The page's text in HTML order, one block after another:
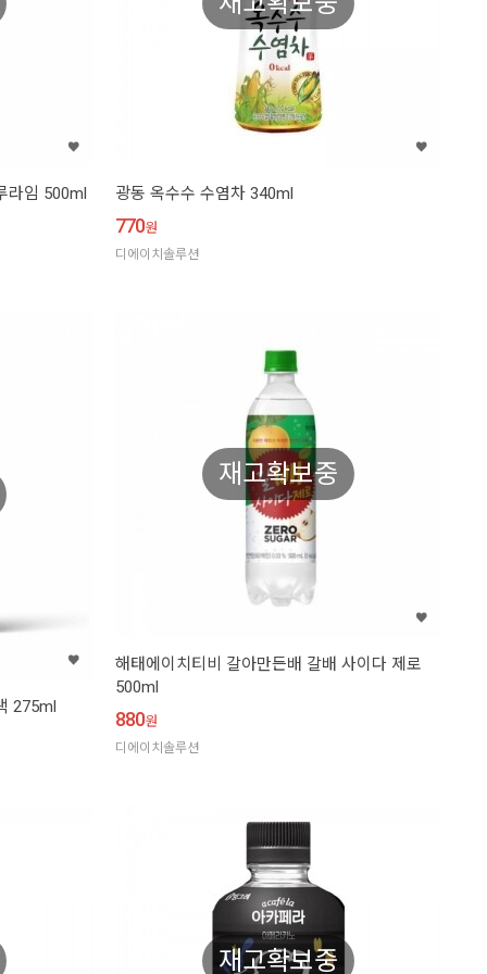
라임 500ml 광동 옥수수 수염차 340ml
770원
디에이치솔루션
275ml
재고확보중
해태에이치티비 갈아만든배 갈배 사이다 제로
500ml
880원
디에이치솔루션
재고확보중